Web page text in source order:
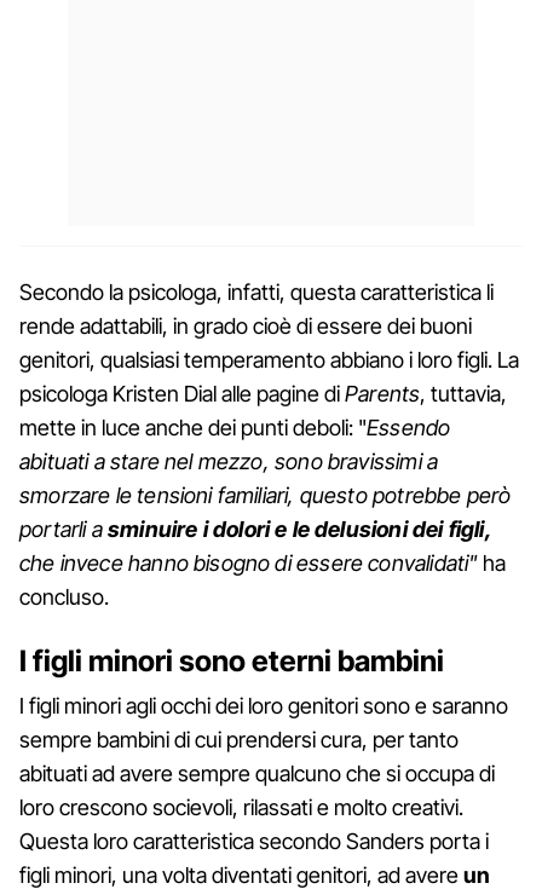
Secondo la psicologa, infatti, questa caratteristica li
rende adattabili, in grado cioè di essere dei buoni
genitori, qualsiasi temperamento abbiano i loro figli. La
psicologa Kristen Dial alle pagine diParents, tuttavia,
mette in luce anche dei punti deboli: "Essendo
abituati a stare nel mezzo, sono bravissimi a
smorzare le tensioni familiari, questo potrebbe però
portarli asminuire i dolori e le delusioni dei figli,
che invece hanno bisogno di essere convalidati" ha
concluso.
I figli minori sono eterni bambini
I figli minori agli occhi dei loro genitori sono e saranno
sempre bambini di cui prendersi cura, per tanto
abituati ad avere sempre qualcuno che si occupa di
loro crescono socievoli, rilassati e molto creativi.
Questa loro caratteristica secondo Sanders porta i
figli minori, una volta diventati genitori, ad avereun